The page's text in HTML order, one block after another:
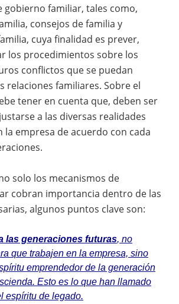
gobierno familiar, tales como,
consejos de familia y
cuya finalidad es prever,
los procedimientos sobre los
conflictos que se puedan
relaciones familiares. Sobre el
tener en cuenta que, deben ser
a las diversas realidades
la empresa de acuerdo con cada
solo los mecanismos de
cobran importancia dentro de las
algunos puntos clave son:
las generaciones futuras, no
que trabajen en la empresa, sino
emprendedor de la generación
Esto es lo que han llamado
espíritu de legado.